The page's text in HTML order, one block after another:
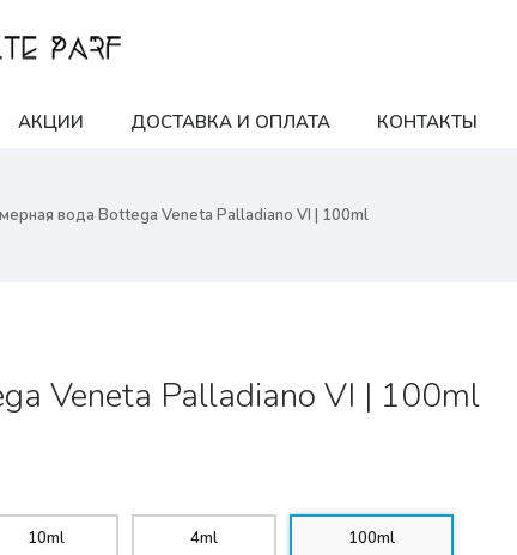
АКЦИИ ДОСТАВКА И ОПЛАТА КОНТАКТЫ
вода Bottega Veneta Palladiano VI | 100ml
Veneta Palladiano VI | 100ml
10ml
4ml
100ml